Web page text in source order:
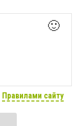
🙂
Правилами сайту